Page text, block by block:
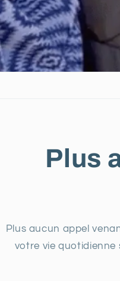
Plus
Plus aucun appel
votre vie